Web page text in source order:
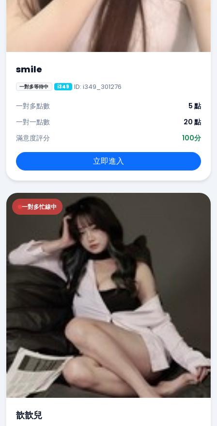
smile
一對多等待中 i349 ID: i349_301276
一對多點數
5 點
一對一點數
20 點
滿意度評分
100分
立即進入
一對多忙線中
歆歆兒